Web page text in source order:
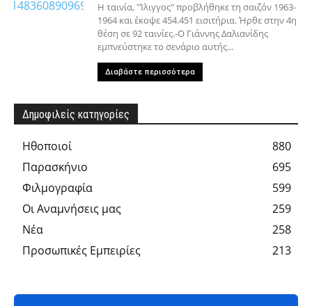
Η ταινία, "Ίλιγγος" προβλήθηκε τη σαιζόν 1963-
1964 και έκοψε 454.451 εισιτήρια. Ήρθε στην 4η
θέση σε 92 ταινίες.-Ο Γιάννης Δαλιανίδης
εμπνεύστηκε το σενάριο αυτής...
Διαβάστε περισσότερα
Δημοφιλείς κατηγορίες
Hθοποιοί
880
Παρασκήνιο
695
Φιλμογραφία
599
Οι Αναμνήσεις μας
259
Νέα
258
Προσωπικές Εμπειρίες
213